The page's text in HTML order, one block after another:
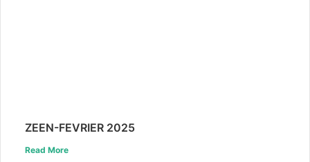
ZEEN-FEVRIER 2025
Read More